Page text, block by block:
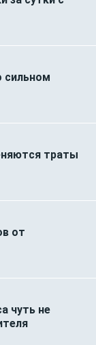
сильном
траты
от
чуть не